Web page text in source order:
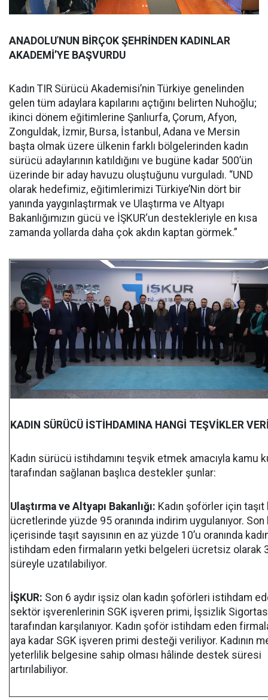
ANADOLU’NUN BİRÇOK ŞEHRİNDEN KADINLAR
AKADEMİ’YE BAŞVURDU
Kadın TIR Sürücü Akademisi’nin Türkiye genelinden
gelen tüm adaylara kapılarını açtığını belirten Nuhoğlu;
ikinci dönem eğitimlerine Şanlıurfa, Çorum, Afyon,
Zonguldak, İzmir, Bursa, İstanbul, Adana ve Mersin
başta olmak üzere ülkenin farklı bölgelerinden kadın
sürücü adaylarının katıldığını ve bugüne kadar 500’ün
üzerinde bir aday havuzu oluştuğunu vurguladı. “UND
olarak hedefimiz, eğitimlerimizi Türkiye’Nin dört bir
yanında yaygınlaştırmak ve Ulaştırma ve Altyapı
Bakanlığımızın gücü ve İŞKUR‘un destekleriyle en kısa
zamanda yollarda daha çok akdın kaptan görmek.”
KADIN SÜRÜCÜ İSTİHDAMINA HANGİ TEŞVİKLER
Kadın sürücü istihdamını teşvik etmek amacıyla kamu
tarafından sağlanan başlıca destekler şunlar:
Ulaştırma ve Altyapı Bakanlığı: Kadın şoförler için taşıt
ücretlerinde yüzde 95 oranında indirim uygulanıyor. Son
içerisinde taşıt sayısının en az yüzde 10’u oranında
istihdam eden firmaların yetki belgeleri ücretsiz olarak
süreyle uzatılabiliyor.
İŞKUR: Son 6 aydır işsiz olan kadın şoförleri istihdam
sektör işverenlerinin SGK işveren primi, İşsizlik
tarafından karşılanıyor. Kadın şoför istihdam eden
aya kadar SGK işveren primi desteği veriliyor. Kadının
yeterlilik belgesine sahip olması hâlinde destek süresi
artırılabiliyor.